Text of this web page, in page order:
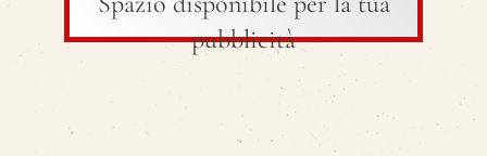
pubblicità